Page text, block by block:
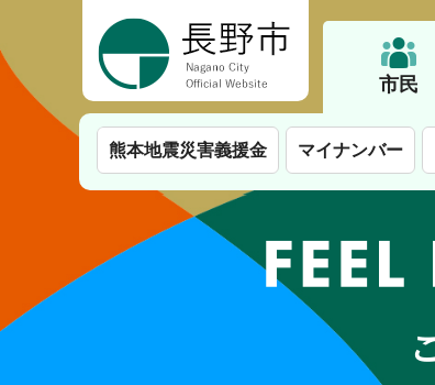
市民
熊本地震災害義援金 マイナンバー